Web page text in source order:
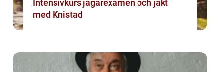
Intensivkurs jägarexamen och jakt
med Knistad